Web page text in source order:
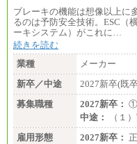
ブレーキの機能は想像以上
るのは予防安全技術。ESC（
ーキシステム）がこれに…
続きを読む
業種
メーカー
新卒／中途
2027新卒(既
募集職種
2027新卒： ①
中途：
（１
雇用形態
2027新卒：